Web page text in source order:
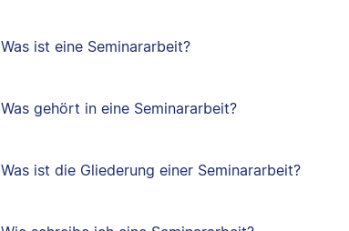
Was ist eine Seminararbeit?
Was gehört in eine Seminararbeit?
Was ist die Gliederung einer Seminararbeit?